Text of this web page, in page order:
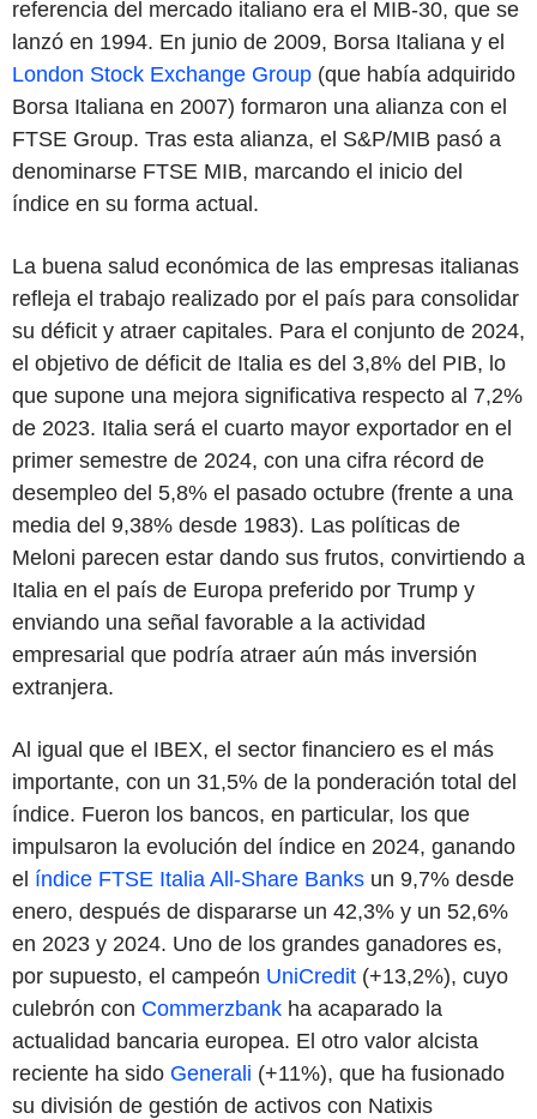
referencia del mercado italiano era el MIB-30, que se
lanzó en 1994. En junio de 2009, Borsa Italiana y el
London Stock Exchange Group (que había adquirido
Borsa Italiana en 2007) formaron una alianza con el
FTSE Group. Tras esta alianza, el S&P/MIB pasó a
denominarse FTSE MIB, marcando el inicio del
índice en su forma actual.
La buena salud económica de las empresas italianas
refleja el trabajo realizado por el país para consolidar
su déficit y atraer capitales. Para el conjunto de 2024,
el objetivo de déficit de Italia es del 3,8% del PIB, lo
que supone una mejora significativa respecto al 7,2%
de 2023. Italia será el cuarto mayor exportador en el
primer semestre de 2024, con una cifra récord de
desempleo del 5,8% el pasado octubre (frente a una
media del 9,38% desde 1983). Las políticas de
Meloni parecen estar dando sus frutos, convirtiendo a
Italia en el país de Europa preferido por Trump y
enviando una señal favorable a la actividad
empresarial que podría atraer aún más inversión
extranjera.
Al igual que el IBEX, el sector financiero es el más
importante, con un 31,5% de la ponderación total del
índice. Fueron los bancos, en particular, los que
impulsaron la evolución del índice en 2024, ganando
el índice FTSE Italia All-Share Banks un 9,7% desde
enero, después de dispararse un 42,3% y un 52,6%
en 2023 y 2024. Uno de los grandes ganadores es,
por supuesto, el campeón UniCredit (+13,2%), cuyo
culebrón con Commerzbank ha acaparado la
actualidad bancaria europea. El otro valor alcista
reciente ha sido Generali (+11%), que ha fusionado
su división de gestión de activos con Natixis